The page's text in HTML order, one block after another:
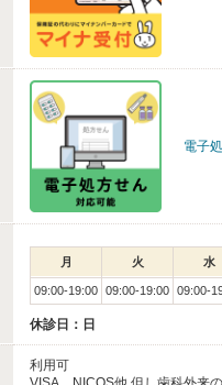
電子
月 火 水
09:00-19:00 09:00-19:00 09:00-
休診日：日
利用可